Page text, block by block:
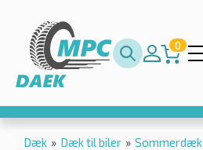
0
Dæk » Dæk til biler » Sommerdæk